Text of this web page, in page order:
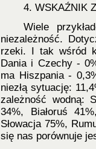
4. WSKAŹNIK
Wiele
niezależność.
rzeki. I tak wśród
Dania i Czechy -
ma Hiszpania -
niezłą sytuację:
zależność wodną:
34%, Białoruś
Słowacja 75%,
się nas porównuje